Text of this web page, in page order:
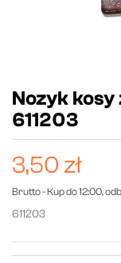
Nozyk
611203
3,50 zł
Brutto- Kup do 12:00,
611203